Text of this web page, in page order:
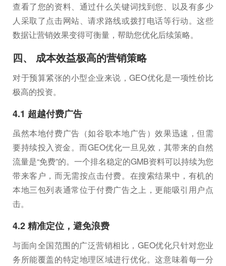
查看了您的资料、通过什么关键词找到您、以及有多少
人采取了点击网站、请求路线或拨打电话等行动。这些
数据让营销效果变得可衡量，帮助您优化后续策略。
四、 成本效益极高的营销策略
对于预算紧张的小型企业来说，GEO优化是一项性价比
极高的投资。
4.1 超越付费广告
虽然本地付费广告（如谷歌本地广告）效果迅速，但需
要持续投入资金。而GEO优化一旦见效，其带来的自然
流量是“免费”的。一个排名稳定的GMB资料可以持续为您
带来客户，而无需按点击付费。在搜索结果中，有机的
本地三包列表通常位于付费广告之上，更能吸引用户点
击。
4.2 精准定位，避免浪费
与面向全国范围的广泛营销相比，GEO优化只针对您业
务所能覆盖的特定地理区域进行优化。这意味着每一分